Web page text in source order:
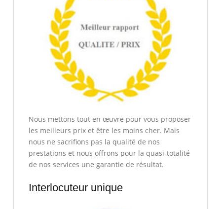
Nous mettons tout en œuvre pour vous proposer
les meilleurs prix et être les moins cher. Mais
nous ne sacrifions pas la qualité de nos
prestations et nous offrons pour la quasi-totalité
de nos services une garantie de résultat.
Interlocuteur unique